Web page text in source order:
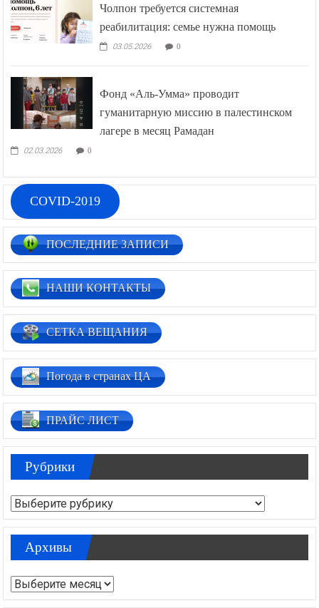
Чолпон требуется системная
реабилитация: семье нужна помощь
03.05.2026 0
Фонд «Аль-Умма» проводит
гуманитарную миссию в палестинском
лагере в месяц Рамадан
02.03.2026 0
COVID-2019
ПОСЛЕДНИЕ ЗАПИСИ
НАШИ КОНТАКТЫ
СЕТКА ВЕЩАНИЯ
Погода в странах ЦА
ПРАЙС ЛИСТ
Рубрики
Рубрики
Архивы
Архивы